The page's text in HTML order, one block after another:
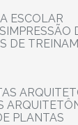
ESCOLAR
IMPRESSÃO
DE
PLANTAS